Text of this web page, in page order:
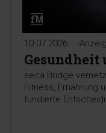
10.07.2026 -
seca Bridge
Fitness, Ernährung
fundierte